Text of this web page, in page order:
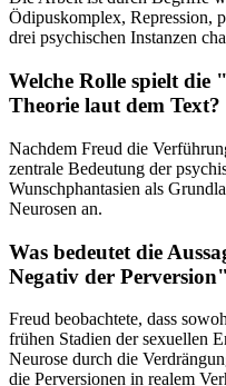
Ödipuskomplex, Repression,
drei psychischen Instanzen
Welche Rolle spielt
Theorie laut dem Text?
Nachdem Freud die
zentrale Bedeutung der
Wunschphantasien als
Neurosen an.
Was bedeutet die
Negativ der
Freud beobachtete, dass
frühen Stadien der sexuellen
Neurose durch die
die Perversionen in realem